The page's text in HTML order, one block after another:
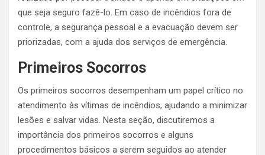
que seja seguro fazê-lo. Em caso de incêndios fora de
controle, a segurança pessoal e a evacuação devem ser
priorizadas, com a ajuda dos serviços de emergência.
Primeiros Socorros
Os primeiros socorros desempenham um papel crítico no
atendimento às vítimas de incêndios, ajudando a minimizar
lesões e salvar vidas. Nesta seção, discutiremos a
importância dos primeiros socorros e alguns
procedimentos básicos a serem seguidos ao atender